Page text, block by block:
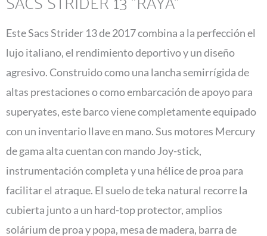
Este Sacs Strider 13 de 2017 combina a la perfección el
lujo italiano, el rendimiento deportivo y un diseño
agresivo. Construido como una lancha semirrígida de
altas prestaciones o como embarcación de apoyo para
superyates, este barco viene completamente equipado
con un inventario llave en mano. Sus motores Mercury
de gama alta cuentan con mando Joy-stick,
instrumentación completa y una hélice de proa para
facilitar el atraque. El suelo de teka natural recorre la
cubierta junto a un hard-top protector, amplios
solárium de proa y popa, mesa de madera, barra de